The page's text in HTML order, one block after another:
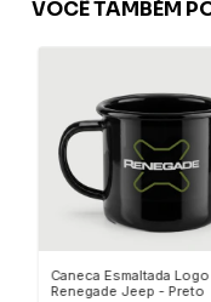
VOCÊ TAMBÉM
Caneca Esmaltada Logo
Renegade Jeep - Preto